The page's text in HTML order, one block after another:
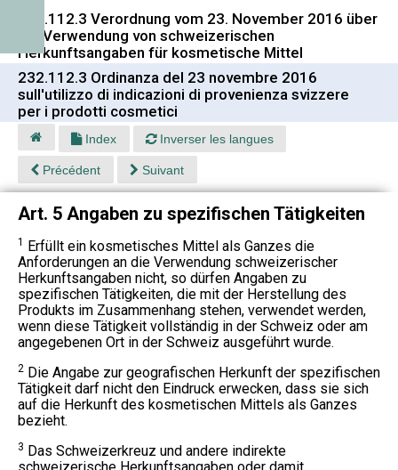
232.112.3 Verordnung vom 23. November 2016 über
die Verwendung von schweizerischen
Herkunftsangaben für kosmetische Mittel
232.112.3 Ordinanza del 23 novembre 2016
sull'utilizzo di indicazioni di provenienza svizzere
per i prodotti cosmetici
Index Inverser les langues
Précédent Suivant
Art. 5 Angaben zu spezifischen Tätigkeiten
1 Erfüllt ein kosmetisches Mittel als Ganzes die
Anforderungen an die Verwendung schweizerischer
Herkunftsangaben nicht, so dürfen Angaben zu
spezifischen Tätigkeiten, die mit der Herstellung des
Produkts im Zusammenhang stehen, verwendet werden,
wenn diese Tätigkeit vollständig in der Schweiz oder am
angegebenen Ort in der Schweiz ausgeführt wurde.
2 Die Angabe zur geografischen Herkunft der spezifischen
Tätigkeit darf nicht den Eindruck erwecken, dass sie sich
auf die Herkunft des kosmetischen Mittels als Ganzes
bezieht.
3 Das Schweizerkreuz und andere indirekte